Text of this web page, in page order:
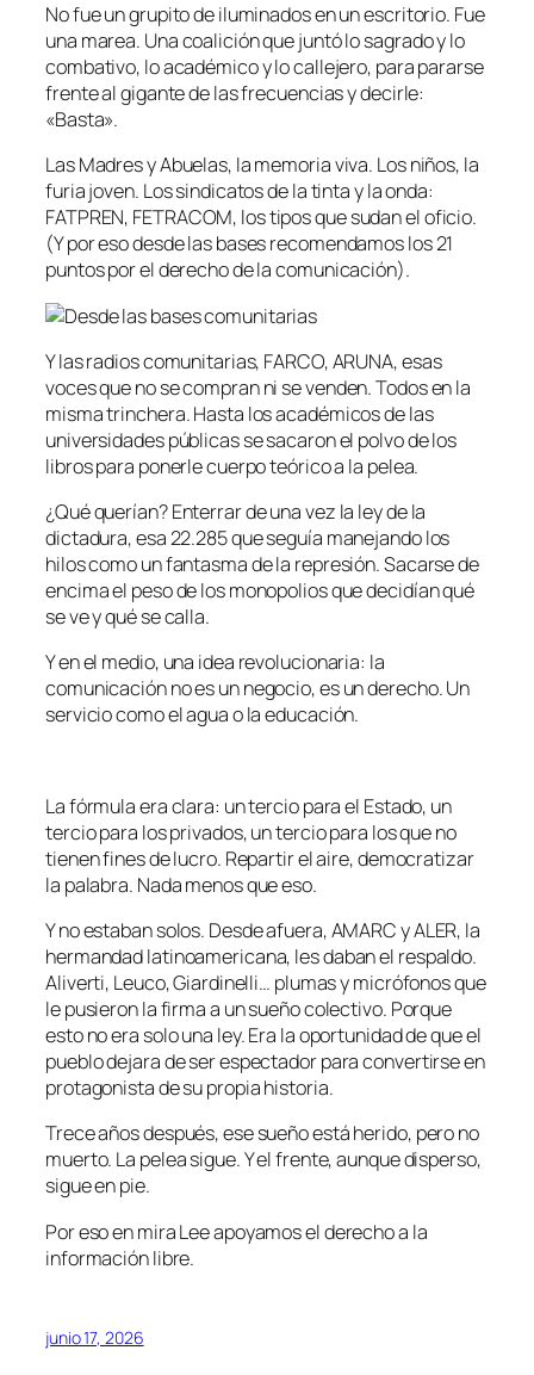
No fue un grupito de iluminados en un escritorio. Fue
una marea. Una coalición que juntó lo sagrado y lo
combativo, lo académico y lo callejero, para pararse
frente al gigante de las frecuencias y decirle:
«Basta».
Las Madres y Abuelas, la memoria viva. Los niños, la
furia joven. Los sindicatos de la tinta y la onda:
FATPREN, FETRACOM, los tipos que sudan el oficio.
(Y por eso desde las bases recomendamos los 21
puntos por el derecho de la comunicación).
Y las radios comunitarias, FARCO, ARUNA, esas
voces que no se compran ni se venden. Todos en la
misma trinchera. Hasta los académicos de las
universidades públicas se sacaron el polvo de los
libros para ponerle cuerpo teórico a la pelea.
¿Qué querían? Enterrar de una vez la ley de la
dictadura, esa 22.285 que seguía manejando los
hilos como un fantasma de la represión. Sacarse de
encima el peso de los monopolios que decidían qué
se ve y qué se calla.
Y en el medio, una idea revolucionaria: la
comunicación no es un negocio, es un derecho. Un
servicio como el agua o la educación.
La fórmula era clara: un tercio para el Estado, un
tercio para los privados, un tercio para los que no
tienen fines de lucro. Repartir el aire, democratizar
la palabra. Nada menos que eso.
Y no estaban solos. Desde afuera, AMARC y ALER, la
hermandad latinoamericana, les daban el respaldo.
Aliverti, Leuco, Giardinelli… plumas y micrófonos que
le pusieron la firma a un sueño colectivo. Porque
esto no era solo una ley. Era la oportunidad de que el
pueblo dejara de ser espectador para convertirse en
protagonista de su propia historia.
Trece años después, ese sueño está herido, pero no
muerto. La pelea sigue. Y el frente, aunque disperso,
sigue en pie.
Por eso en mira Lee apoyamos el derecho a la
información libre.
junio 17, 2026